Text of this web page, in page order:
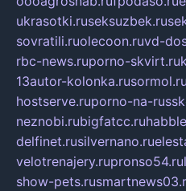
ukrasotki.ruseksuzbek.ru
sovratili.ruolecoon.ruvd-
rbc-news.ruporno-skvirt.ru
13autor-kolonka.rusormol.ru
hostserve.ruporno-na-
neznobi.rubigfatcc.ru
delfinet.rusilvernano.ru
velotrenajery.rupronso54.ru
show-pets.ru